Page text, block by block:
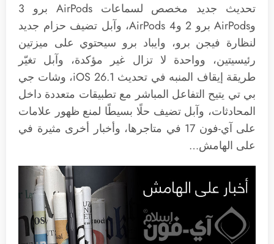
تحديث جديد مخصص لسماعات AirPods برو 3
وAirPods برو 2 وAirPods 4، وآبل تضيف حزام جديد
لنظارة فيجن برو، وايباد برو سيحتوي على ميزتين
رئيسيتين، وواحدة لا تزال غير مؤكدة، وآبل تغيّر
طريقة إيقاف المنبه في تحديث iOS 26.1، وشات جي
بي تي يتيح التفاعل المباشر مع تطبيقات متعددة داخل
المحادثات، وآبل تضيف حلًا بسيطًا لمنع ظهور علامات
على آي-فون 17 في متاجرها، وأخبار أخرى مثيرة في
على الهامش…